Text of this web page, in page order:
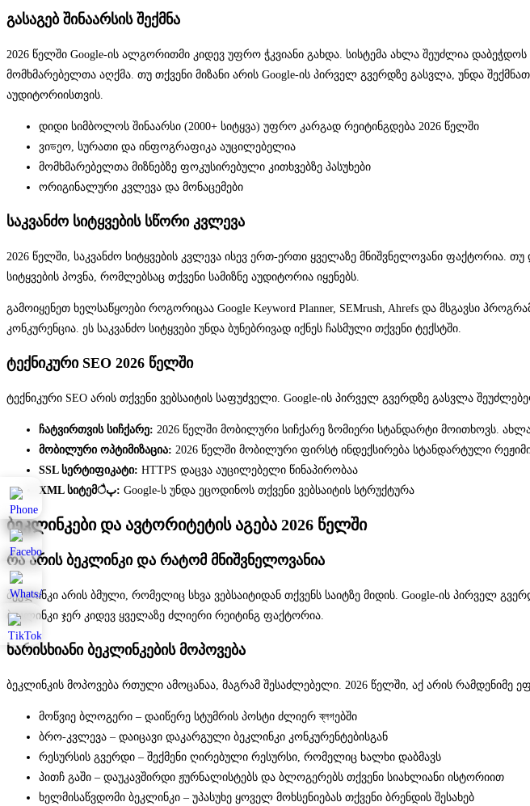
გასაგებ შინაარსის შექმნა
2026 წელში Google-ის ალგორითმი კიდევ უფრო ჭკვიანი გახდა. სისტემა ახლა შეუძლია
მომხმარებელთა აღქმა. თუ თქვენი მიზანი არის Google-ის პირველ გვერდზე გასვლა, უნდა
აუდიტორიისთვის.
დიდი სიმბოლოს შინაარსი (2000+ სიტყვა) უფრო კარგად რეიტინგდება 2026 წელში
ვიডეო, სურათი და ინფოგრაფიკა აუცილებელია
მომხმარებელთა მიზნებზე ფოკუსირებული კითხვებზე პასუხები
ორიგინალური კვლევა და მონაცემები
საკვანძო სიტყვების სწორი კვლევა
2026 წელში, საკვანძო სიტყვების კვლევა ისევ ერთ-ერთი ყველაზე მნიშვნელოვანი ფაქტორია.
სიტყვების პოვნა, რომლებსაც თქვენი სამიზნე აუდიტორია იყენებს.
გამოიყენეთ ხელსაწყოები როგორიცაა Google Keyword Planner, SEMrush, Ahrefs და მსგავსი
კონკურენცია. ეს საკვანძო სიტყვები უნდა ბუნებრივად იქნეს ჩასმული თქვენი ტექსტში.
ტექნიკური SEO 2026 წელში
ტექნიკური SEO არის თქვენი ვებსაიტის საფუძველი. Google-ის პირველ გვერდზე გასვლა
ჩატვირთვის სიჩქარე: 2026 წელში მობილური სიჩქარე ზომიერი სტანდარტი მოითხოვს.
მობილური ოპტიმიზაცია: 2026 წელში მობილური ფირსტ ინდექსირება სტანდარტული
SSL სერტიფიკატი: HTTPS დაცვა აუცილებელი წინაპირობაა
XML სიტემैپ: Google-ს უნდა ეცოდინოს თქვენი ვებსაიტის სტრუქტურა
ბეკლინკები და ავტორიტეტის აგება 2026 წელში
რა არის ბეკლინკი და რატომ მნიშვნელოვანია
ბეკლინკი არის ბმული, რომელიც სხვა ვებსაიტიდან თქვენს საიტზე მიდის. Google-ის პირველ
ბეკლინკი ჯერ კიდევ ყველაზე ძლიერი რეიტინგ ფაქტორია.
ხარისხიანი ბეკლინკების მოპოვება
ბეკლინკის მოპოვება რთული ამოცანაა, მაგრამ შესაძლებელი. 2026 წელში, აქ არის რამდენიმე
მოწვიე ბლოგერი – დაიწერე სტუმრის პოსტი ძლიერ ব্লগებში
ბრო-კვლევა – დაიცავი დაკარგული ბეკლინკი კონკურენტებისგან
რესურსის გვერდი – შექმენი ღირებული რესურსი, რომელიც ხალხი დაბმავს
პითჩ გაში – დაუკავშირდი ჟურნალისტებს და ბლოგერებს თქვენი სიახლიანი ისტორიით
ხელმისაწვდომი ბეკლინკი – უპასუხე ყოველ მოხსენიებას თქვენი ბრენდის შესახებ